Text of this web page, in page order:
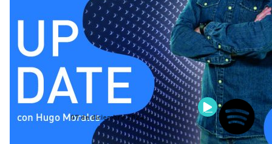
07 de diciembre 2024